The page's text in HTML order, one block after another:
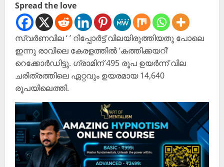
Spread the love
സ്വർണവില ‘ ’ റിപ്പോർട്ട് വിലയിരുത്തിയതു പോലെ
ഇന്നു രാവിലെ കേരളത്തിൽ ‘കത്തിക്കയറി’
റെക്കോർഡിട്ടു. ഗ്രാമിന് 495 രൂപ ഉയർന്ന് വില
ചരിത്രത്തിലെ ഏറ്റവും ഉയരമായ 14,640
രൂപയിലെത്തി.